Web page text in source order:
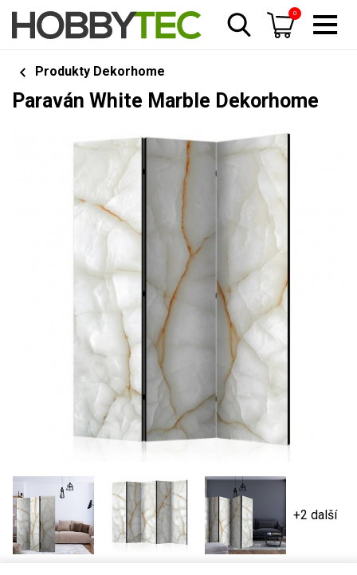
0
Produkty Dekorhome
Paraván White Marble Dekorhome
+2 další